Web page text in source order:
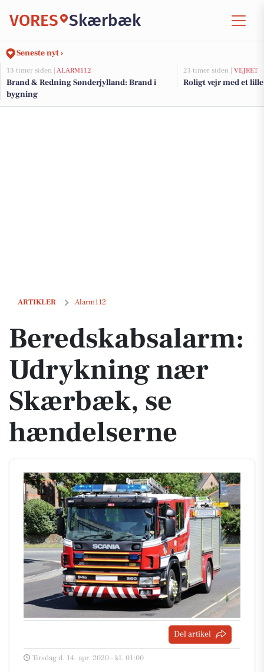
VORES Skærbæk
Seneste nyt ›
13 timer siden | ALARM112
Brand & Redning Sønderjylland: Brand i
bygning
21 timer siden | VEJRET
Roligt vejr med et
ARTIKLER Alarm112
Beredskabsalarm: Udrykning nær Skærbæk, se hændelserne
Beredskabsalarm:
Udrykning nær
Skærbæk, se
hændelserne
Del artikel
Tirsdag d. 14. apr. 2020 - kl. 01:00